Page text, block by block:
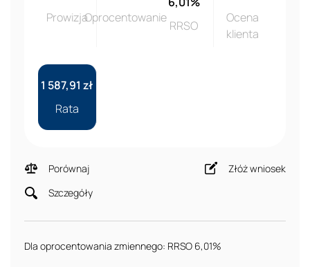
ProwizjaOprocentowanie
RRSO
Ocena
klienta
1 587,91 zł
Rata
Porównaj
Złóż wniosek
Szczegóły
Dla oprocentowania zmiennego: RRSO 6,01%